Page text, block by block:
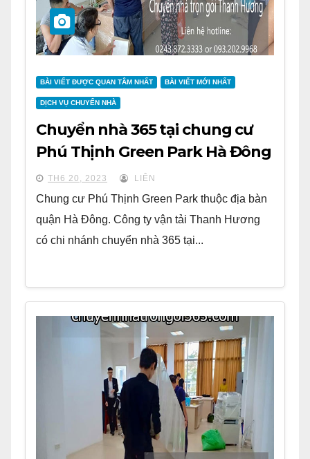
BÀI VIẾT ĐƯỢC QUAN TÂM NHẤT BÀI VIẾT MỚI NHẤT
DỊCH VỤ CHUYỂN NHÀ
Chuyển nhà 365 tại chung cư
Phú Thịnh Green Park Hà Đông
TH6 20, 2023 LIÊN
Chung cư Phú Thịnh Green Park thuộc địa bàn
quận Hà Đông. Công ty vận tải Thanh Hương
có chi nhánh chuyển nhà 365 tại...